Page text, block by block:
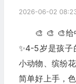
2026-06-02
🎨 🎨 🎨给
✨4-5岁是孩
小动物、缤纷
简单好上手，